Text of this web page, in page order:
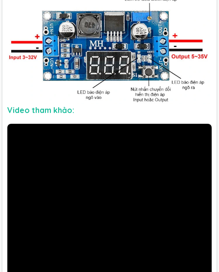
Video tham khảo: